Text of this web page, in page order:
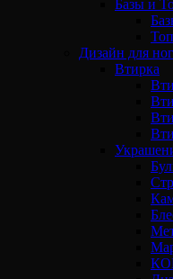
Базы и
Дизайн для
Втирка